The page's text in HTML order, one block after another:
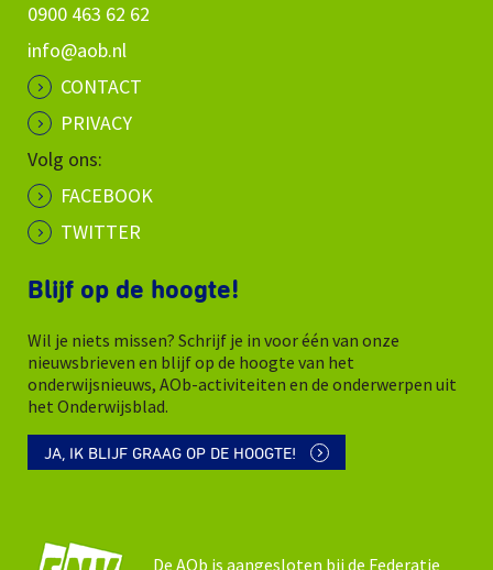
0900 463 62 62
info@aob.nl
CONTACT
PRIVACY
Volg ons:
FACEBOOK
TWITTER
Blijf op de hoogte!
Wil je niets missen? Schrijf je in voor één van onze
nieuwsbrieven en blijf op de hoogte van het
onderwijsnieuws, AOb-activiteiten en de onderwerpen uit
het Onderwijsblad.
JA, IK BLIJF GRAAG OP DE HOOGTE!
De AOb is aangesloten bij de Federatie